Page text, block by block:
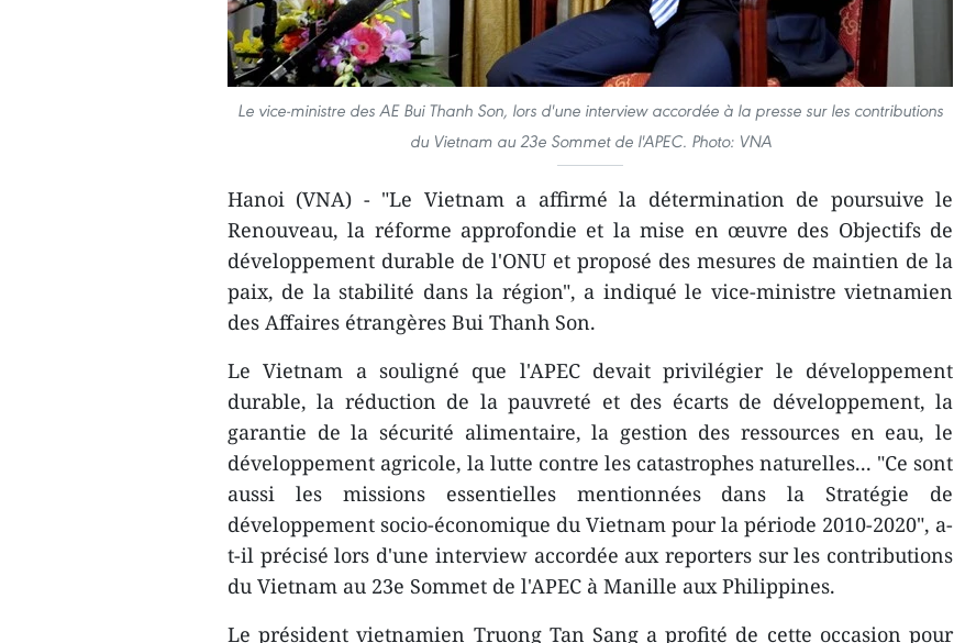
Le vice-ministre des AE Bui Thanh Son, lors d'une interview accordée à la presse sur les contributions
du Vietnam au 23e Sommet de l'APEC. Photo: VNA
Hanoi (VNA) - ​"Le Vietnam a affirmé la détermination de poursuive le
Renouveau, la réforme approfondie et la mise en œuvre des Objectifs de
développement durable de l'ONU et proposé des mesures de maintien de la
paix, de la stabilité dans la région", a indiqué le vice-ministre vietnamien
des Affaires étrangères Bui Thanh Son.
Le Vietnam a souligné que l'APEC devait privilégier le développement
durable, la réduction de la pauvreté et des écarts de développement, la
garantie de la sécurité alimentaire, la gestion des ressources en eau, le
développement agricole, la lutte contre les catastrophes naturelles... "Ce sont
aussi les missions essentielles mentionnées dans la Stratégie de
développement socio-économique du Vietnam pour la période 2010-2020", a-
t-il précisé lors d'une interview accordée aux reporters sur les contributions
du Vietnam au ​23e Sommet de l'APEC à Manille aux Philippines.
Le président vietnamien Truong Tan Sang a profité de cette occasion pour